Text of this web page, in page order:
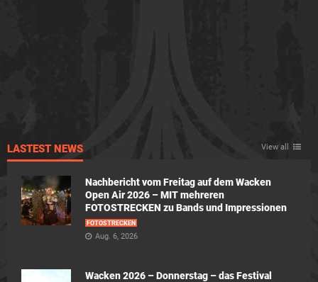
LASTEST NEWS View all
Nachbericht vom Freitag auf dem Wacken
Open Air 2026 – MIT mehreren
FOTOSTRECKEN zu Bands und Impressionen
FOTOSTRECKEN
Aug. 6, 2026
Wacken 2026 – Donnerstag – das Festival